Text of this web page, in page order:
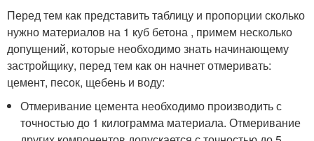
Перед тем как представить таблицу и пропорции сколько
нужно материалов на 1 куб бетона , примем несколько
допущений, которые необходимо знать начинающему
застройщику, перед тем как он начнет отмеривать:
цемент, песок, щебень и воду:
Отмеривание цемента необходимо производить с
точностью до 1 килограмма материала. Отмеривание